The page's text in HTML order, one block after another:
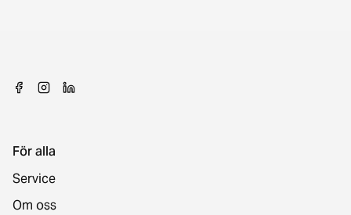
För alla
Service
Om oss